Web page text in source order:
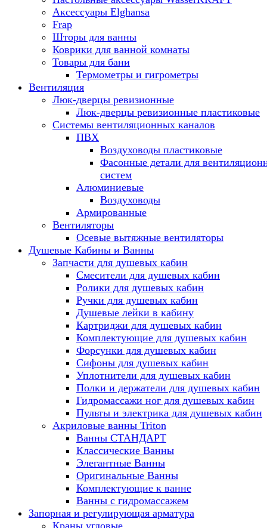
Аксессуары Elghansa
Frap
Шторы для ванны
Коврики для ванной комнаты
Товары для бани
Термометры и гигрометры
Вентиляция
Люк-дверцы ревизионные
Люк-дверцы ревизионные пластиковые
Системы вентиляционных каналов
ПВХ
Воздуховоды пластиковые
Фасонные детали для
систем
Алюминиевые
Воздуховоды
Армированные
Вентиляторы
Осевые вытяжные вентиляторы
Душевые Кабины и Ванны
Запчасти для душевых кабин
Смесители для душевых кабин
Ролики для душевых кабин
Ручки для душевых кабин
Душевые лейки в кабину
Картриджи для душевых кабин
Комплектующие для душевых кабин
Форсунки для душевых кабин
Сифоны для душевых кабин
Уплотнители для душевых кабин
Полки и держатели для душевых кабин
Гидромассажи ног для душевых кабин
Пульты и электрика для душевых кабин
Акриловые ванны Triton
Ванны СТАНДАРТ
Классические Ванны
Элегантные Ванны
Оригинальные Ванны
Комплектующие к ванне
Ванны с гидромассажем
Запорная и регулирующая арматура
Краны угловые